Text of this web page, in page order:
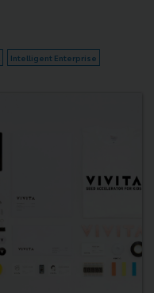
Intelligent Enterprise